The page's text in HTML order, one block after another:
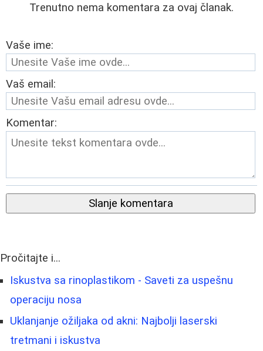
Trenutno nema komentara za ovaj članak.
Vaše ime:
Vaš email:
Komentar:
Slanje komentara
Pročitajte i...
Iskustva sa rinoplastikom - Saveti za uspešnu
operaciju nosa
Uklanjanje ožiljaka od akni: Najbolji laserski
tretmani i iskustva